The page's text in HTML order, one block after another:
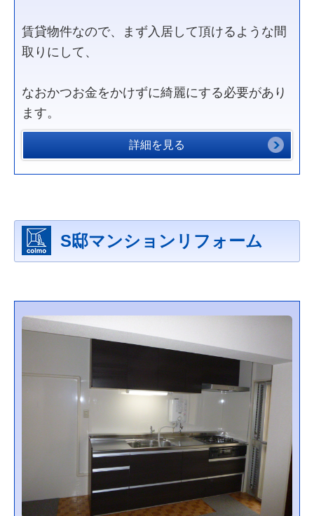
賃貸物件なので、まず入居して頂けるような間
取りにして、
なおかつお金をかけずに綺麗にする必要があり
ます。
詳細を見る
S邸マンションリフォーム